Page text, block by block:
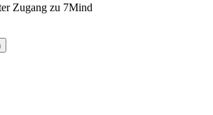
Zugang zu 7Mind